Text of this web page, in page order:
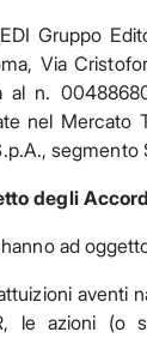
Gruppo
Via
al n.
nel Mercato
segmento
degli
ad
aventi
le azioni (o